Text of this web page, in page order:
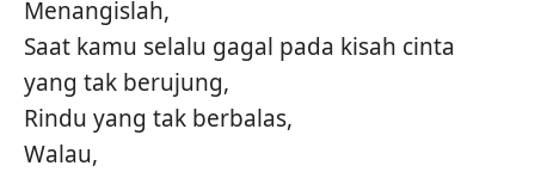
Menangislah,
Saat kamu selalu gagal pada kisah cinta
yang tak berujung,
Rindu yang tak berbalas,
Walau,